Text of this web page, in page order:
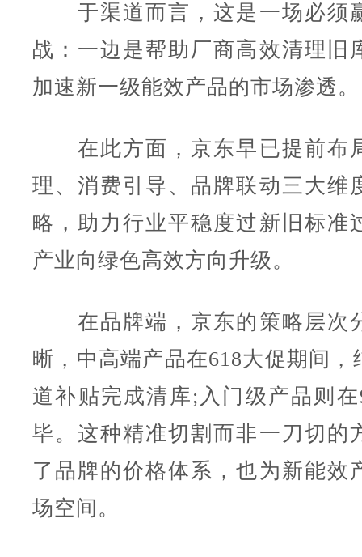
于渠道而言，这是一场必须
战：一边是帮助厂商高效清理旧
加速新一级能效产品的市场渗透。
在此方面，京东早已提前布
理、消费引导、品牌联动三大维
略，助力行业平稳度过新旧标准
产业向绿色高效方向升级。
在品牌端，京东的策略层次
晰，中高端产品在618大促期间，
道补贴完成清库;入门级产品则
毕。这种精准切割而非一刀切的
了品牌的价格体系，也为新能效
场空间。